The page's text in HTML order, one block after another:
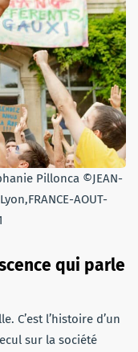
Pillonca ©JEAN-
AOUT-
qui parle
C’est l’histoire d’un
sur la société